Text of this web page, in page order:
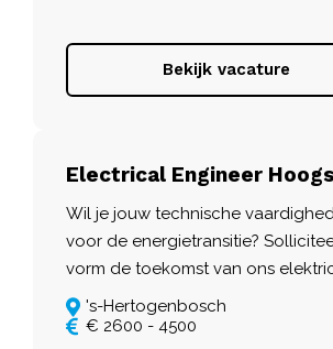
Bekijk vacature
Electrical Engineer
Wil je jouw technische
voor de energietransitie?
vorm de toekomst van ons
's-Hertogenbosch
€ 2600 - 4500